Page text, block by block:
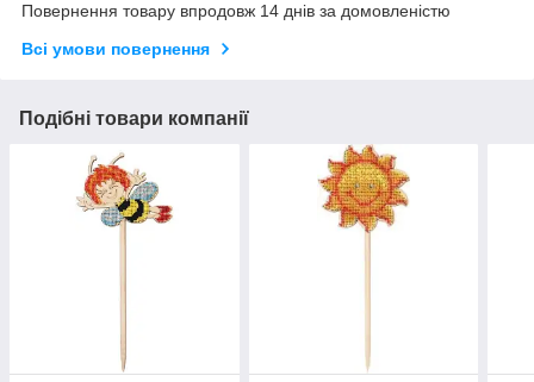
Повернення товару впродовж 14 днів за домовленістю
Всі умови повернення
Подібні товари компанії